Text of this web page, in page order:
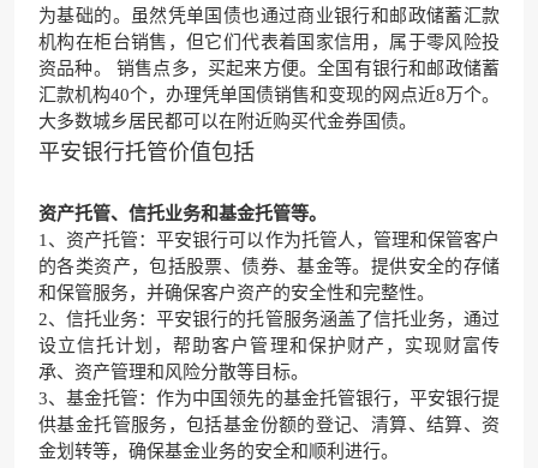
为基础的。虽然凭单国债也通过商业银行和邮政储蓄汇款
机构在柜台销售，但它们代表着国家信用，属于零风险投
资品种。 销售点多，买起来方便。全国有银行和邮政储蓄
汇款机构40个，办理凭单国债销售和变现的网点近8万个。
大多数城乡居民都可以在附近购买代金券国债。
平安银行托管价值包括
资产托管、信托业务和基金托管等。
1、资产托管：平安银行可以作为托管人，管理和保管客户
的各类资产，包括股票、债券、基金等。提供安全的存储
和保管服务，并确保客户资产的安全性和完整性。
2、信托业务：平安银行的托管服务涵盖了信托业务，通过
设立信托计划，帮助客户管理和保护财产，实现财富传
承、资产管理和风险分散等目标。
3、基金托管：作为中国领先的基金托管银行，平安银行提
供基金托管服务，包括基金份额的登记、清算、结算、资
金划转等，确保基金业务的安全和顺利进行。